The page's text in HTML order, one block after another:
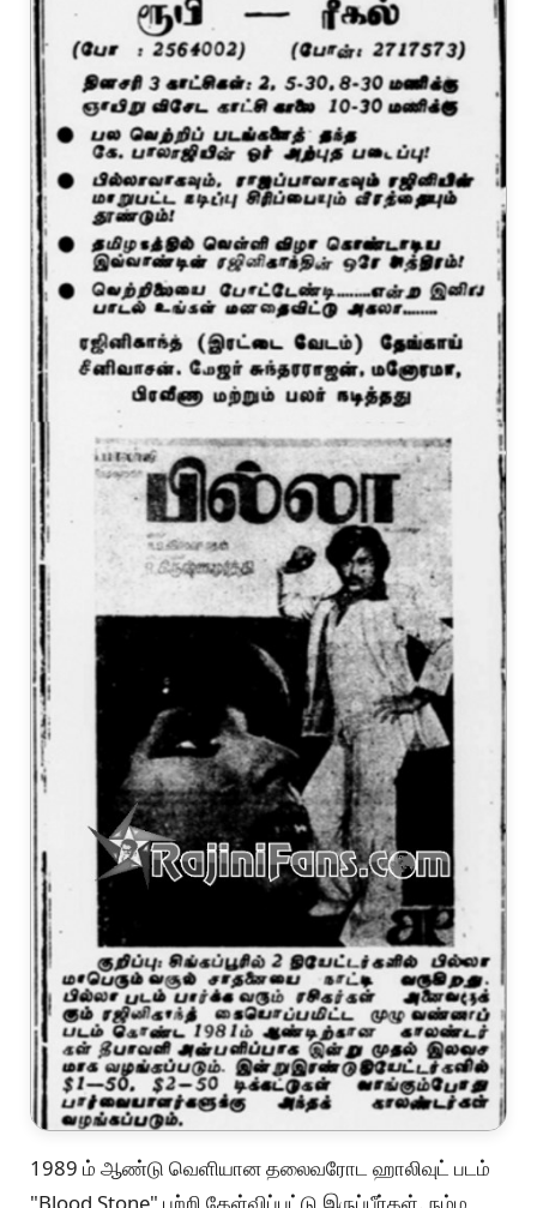
1989 ம் ஆண்டு வெளியான தலைவரோட ஹாலிவுட் படம்